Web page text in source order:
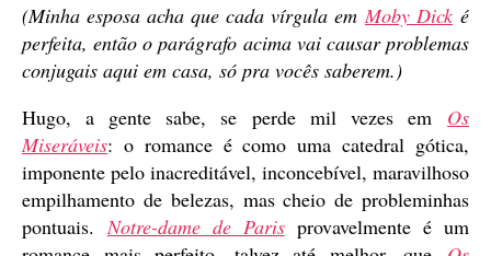
(Minha esposa acha que cada vírgula em Moby Dick é
perfeita, então o parágrafo acima vai causar problemas
conjugais aqui em casa, só pra vocês saberem.)
Hugo, a gente sabe, se perde mil vezes em Os
Miseráveis: o romance é como uma catedral gótica,
imponente pelo inacreditável, inconcebível, maravilhoso
empilhamento de belezas, mas cheio de probleminhas
pontuais.Notre-dame de Parisprovavelmente é um